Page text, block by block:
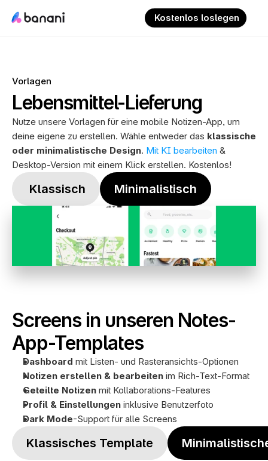
Vorlagen
Lebensmittel-Lieferung
Nutze unsere Vorlagen für eine mobile Notizen-App, um
deine eigene zu erstellen. Wähle entweder das klassische
oder minimalistische Design. Mit KI bearbeiten &
Desktop-Version mit einem Klick erstellen. Kostenlos!
Klassisch Minimalistisch
Screens in unseren Notes-
App-Templates
Dashboard mit Listen- und Rasteransichts-Optionen
Notizen erstellen & bearbeiten im Rich-Text-Format
Geteilte Notizen mit Kollaborations-Features
Profil & Einstellungen inklusive Benutzerfoto
Dark Mode-Support für alle Screens
Klassisches Template
Kostenlos loslegen